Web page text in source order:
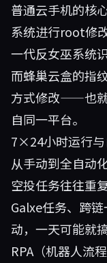
普通云手机的核
系统进行root修
一代反女巫系统
而蜂巢云盒的指
方式修改——也
自同一平台。
7×24小时运行
从手动到全自动
空投任务往往重
Galxe任务、跨
动，一天可能就
RPA（机器人流